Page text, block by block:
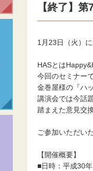
【終了】
1月23日（火）
HASとは
今回のセミナー
金巻屋様の『ハ
講演会では今話
踏まえた意見交
ご参加いただい
【開催概要】
■日時：平成30